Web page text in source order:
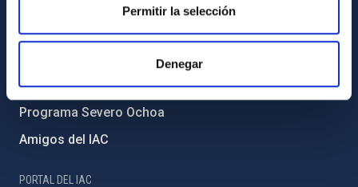
Permitir la selección
Denegar
Medio Ambiente y Sostenibilidad
Proyectos institucionales
Financiación externa
Programa Severo Ochoa
Amigos del IAC
PORTAL DEL IAC